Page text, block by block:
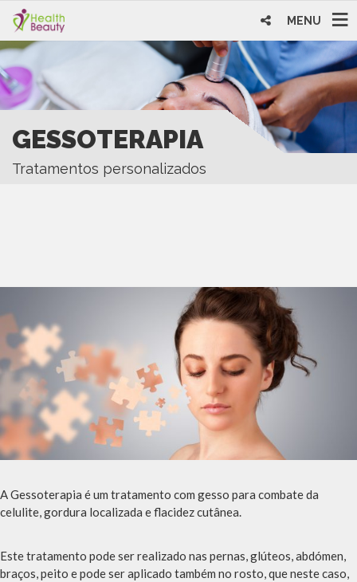
MENU
GESSOTERAPIA
Tratamentos personalizados
A Gessoterapia é um tratamento com gesso para combate da
celulite, gordura localizada e flacidez cutânea.
Este tratamento pode ser realizado nas pernas, glúteos, abdómen,
braços, peito e pode ser aplicado também no rosto, que neste caso,